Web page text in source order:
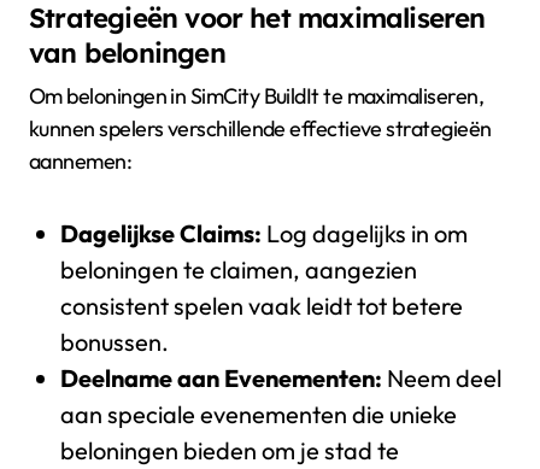
Strategieën voor het maximaliseren
van beloningen
Om beloningen in SimCity BuildIt te maximaliseren,
kunnen spelers verschillende effectieve strategieën
aannemen:
Dagelijkse Claims: Log dagelijks in om
beloningen te claimen, aangezien
consistent spelen vaak leidt tot betere
bonussen.
Deelname aan Evenementen: Neem deel
aan speciale evenementen die unieke
beloningen bieden om je stad te